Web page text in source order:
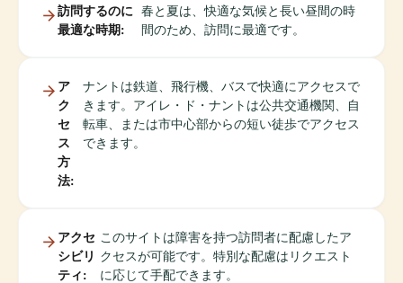
訪問するのに
最適な時期:
春と夏は、快適な気候と長い昼間の時
間のため、訪問に最適です。
ア
ク
セ
ス
方
法:
ナントは鉄道、飛行機、バスで快適にアクセスで
きます。アイレ・ド・ナントは公共交通機関、自
転車、または市中心部からの短い徒歩でアクセス
できます。
アクセ
シビリ
ティ:
このサイトは障害を持つ訪問者に配慮したア
クセスが可能です。特別な配慮はリクエスト
に応じて手配できます。